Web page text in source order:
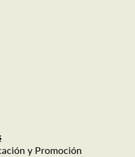
y Promoción